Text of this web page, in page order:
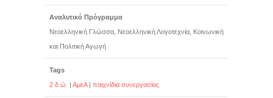
Αναλυτικό Πρόγραμμα
Νεοελληνική Γλώσσα, Νεοελληνική Λογοτεχνία, Κοινωνική
και Πολιτική Αγωγή
Tags
2 δ.ώ.
| ΑμεΑ| παιχνίδια συνεργασίας